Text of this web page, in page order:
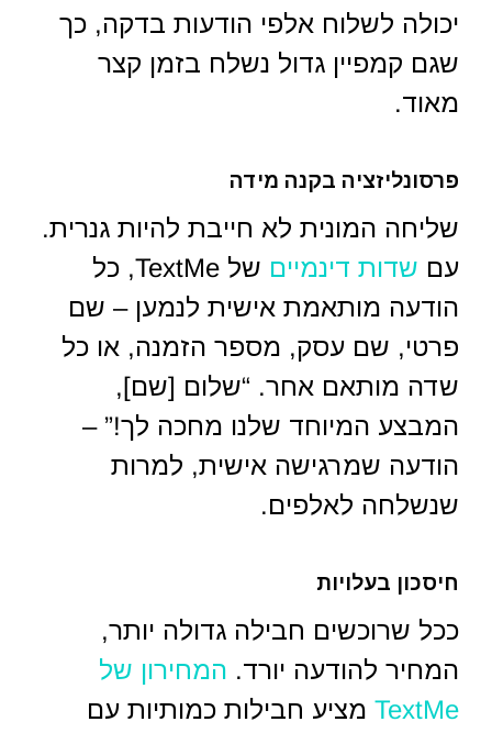
יכולה לשלוח אלפי הודעות בדקה, כך
שגם קמפיין גדול נשלח בזמן קצר
מאוד.
פרסונליזציה בקנה מידה
שליחה המונית לא חייבת להיות גנרית.
עם שדות דינמיים
של TextMe, כל
הודעה מותאמת אישית לנמען – שם
פרטי, שם עסק, מספר הזמנה, או כל
שדה מותאם אחר. “שלום [שם],
המבצע המיוחד שלנו מחכה לך!” –
הודעה שמרגישה אישית, למרות
שנשלחה לאלפים.
חיסכון בעלויות
ככל שרוכשים חבילה גדולה יותר,
המחיר להודעה יורד. המחירון של
TextMe מציע חבילות כמותיות עם